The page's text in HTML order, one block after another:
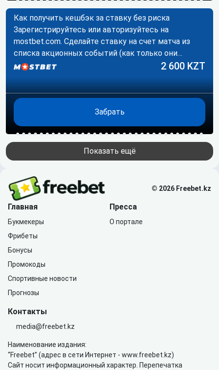
Как получить кешбэк за ставку без риска
Зарегистрируйтесь или авторизуйтесь на
mostbet.com. Сделайте ставку на счет матча из
списка акционных событий (как только они
появятся).…
2 600 KZT
Забрать
Показать ещё
© 2026 Freebet.kz
Главная
Букмекеры
Фрибеты
Бонусы
Промокоды
Спортивные новости
Прогнозы
Пресса
О портале
Контакты
media@freebet.kz
Наименование издания:
“Freebet” (адрес в сети Интернет - www.freebet.kz)
Сайт носит информационный характер. Перепечатка